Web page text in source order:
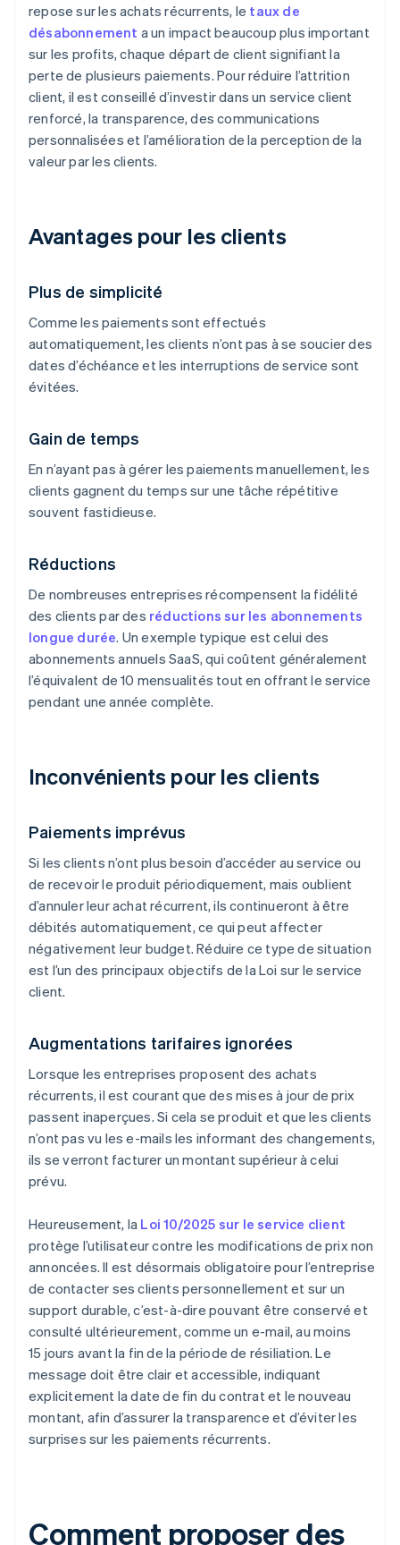
repose sur les achats récurrents, le taux de
désabonnement a un impact beaucoup plus important
sur les profits, chaque départ de client signifiant la
perte de plusieurs paiements. Pour réduire l’attrition
client, il est conseillé d’investir dans un service client
renforcé, la transparence, des communications
personnalisées et l’amélioration de la perception de la
valeur par les clients.
Avantages pour les clients
Plus de simplicité
Comme les paiements sont effectués
automatiquement, les clients n’ont pas à se soucier des
dates d’échéance et les interruptions de service sont
évitées.
Gain de temps
En n’ayant pas à gérer les paiements manuellement, les
clients gagnent du temps sur une tâche répétitive
souvent fastidieuse.
Réductions
De nombreuses entreprises récompensent la fidélité
des clients par des réductions sur les abonnements
longue durée. Un exemple typique est celui des
abonnements annuels SaaS, qui coûtent généralement
l’équivalent de 10 mensualités tout en offrant le service
pendant une année complète.
Inconvénients pour les clients
Paiements imprévus
Si les clients n’ont plus besoin d’accéder au service ou
de recevoir le produit périodiquement, mais oublient
d’annuler leur achat récurrent, ils continueront à être
débités automatiquement, ce qui peut affecter
négativement leur budget. Réduire ce type de situation
est l’un des principaux objectifs de la Loi sur le service
client.
Augmentations tarifaires ignorées
Lorsque les entreprises proposent des achats
récurrents, il est courant que des mises à jour de prix
passent inaperçues. Si cela se produit et que les clients
n’ont pas vu les e-mails les informant des changements,
ils se verront facturer un montant supérieur à celui
prévu.
Heureusement, la Loi 10/2025 sur le service client
protège l’utilisateur contre les modifications de prix non
annoncées. Il est désormais obligatoire pour l’entreprise
de contacter ses clients personnellement et sur un
support durable, c’est-à-dire pouvant être conservé et
consulté ultérieurement, comme un e-mail, au moins
15 jours avant la fin de la période de résiliation. Le
message doit être clair et accessible, indiquant
explicitement la date de fin du contrat et le nouveau
montant, afin d’assurer la transparence et d’éviter les
surprises sur les paiements récurrents.
Comment proposer des